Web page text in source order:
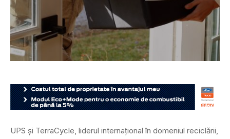
UPS și TerraCycle, liderul internațional în domeniul reciclării,